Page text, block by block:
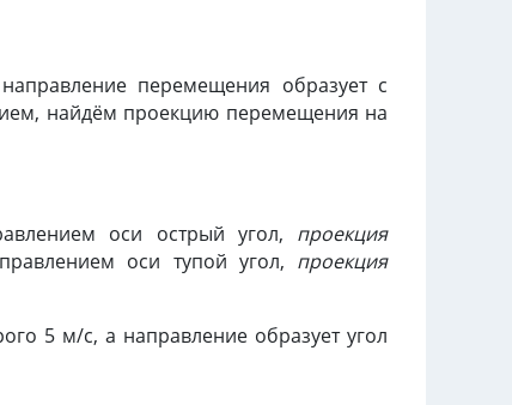
перемещения образует с
найдём проекцию перемещения на
оси острый угол, проекция
оси тупой угол, проекция
5 м/с, а направление образует угол